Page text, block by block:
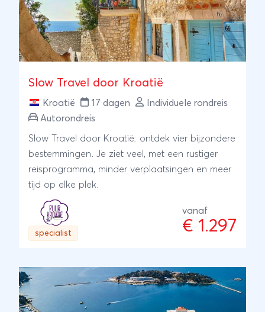
bergen van Velebit. Je gaat kajakken over de
mooiste rivier van het land, wandelen langs
spectaculaire kliffen en indrukwekkende
watervallen, e-MTB'en over de Premuzic trail en
vuurpijl staan er nog een canyoning en een
zipline op het programma.Deze goed gevulde
actieve week laat zich perfect opvolgen met
een paar dagen luieren op het strand op een
van de Dalmatisch eilanden.
Slow Travel door Kroatië
Kroatië 17 dagen
Individuele rondreis
Autorondreis
Slow Travel door Kroatië: ontdek vier bijzondere
bestemmingen. Je ziet veel, met een rustiger
reisprogramma, minder verplaatsingen en meer
tijd op elke plek.
specialist
vanaf
€ 1.297